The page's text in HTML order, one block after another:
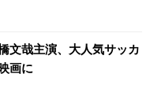
文哉主演、大人気サッカ
画に